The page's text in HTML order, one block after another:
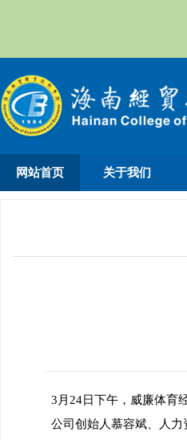
网站首页 关于我们
3月24日下午，威廉体育
公司创始人慕容斌、人